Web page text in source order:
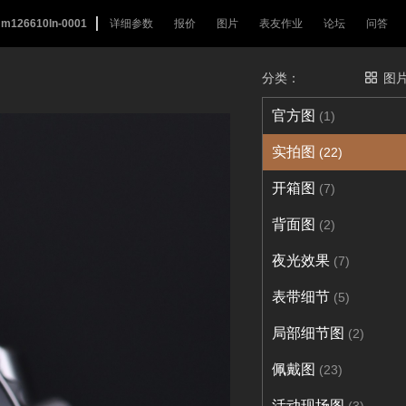
m126610ln-0001 详细参数 报价 图片 表友作业 论坛 问答
分类： 图
官方图 (1)
实拍图 (22)
开箱图 (7)
背面图 (2)
夜光效果 (7)
表带细节 (5)
局部细节图 (2)
佩戴图 (23)